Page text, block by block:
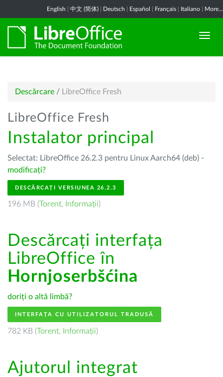
English 中文 (简体) Deutsch Español Français Italiano More...
Descărcare / LibreOffice Fresh
LibreOffice Fresh
Instalator principal
Selectat: LibreOffice 26.2.3 pentru Linux Aarch64 (deb) -
modificați?
DESCĂRCAȚI VERSIUNEA 26.2.3
196 MB (Torent, Informații)
Descărcați interfața
LibreOffice în
Hornjoserbšćina
doriți o altă limbă?
INTERFAȚA CU UTILIZATORUL TRADUSĂ
782 KB (Torent, Informații)
Ajutorul integrat